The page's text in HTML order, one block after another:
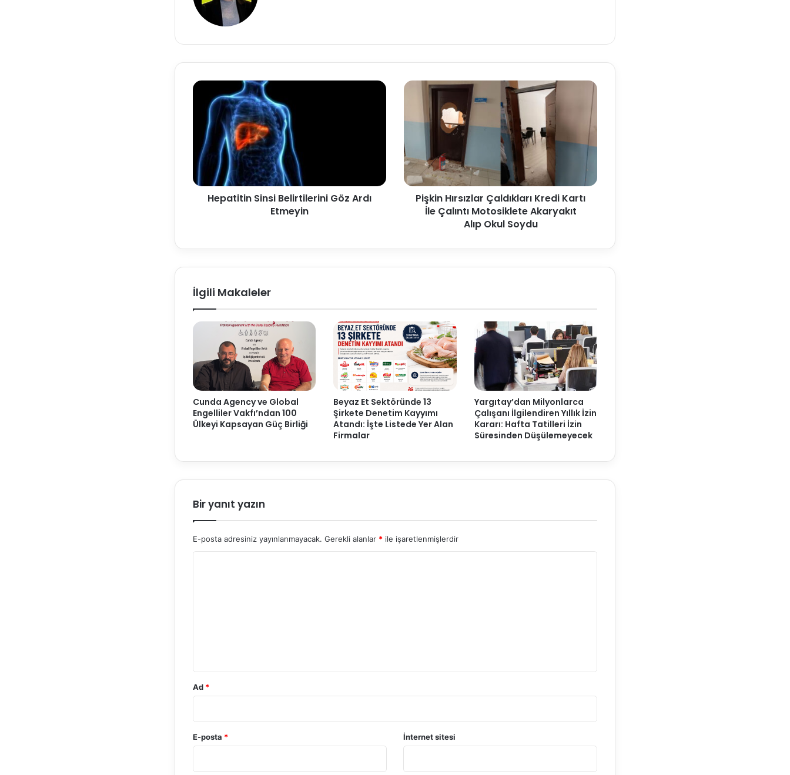
Hepatitin Sinsi Belirtilerini Göz Ardı
Etmeyin
Pişkin Hırsızlar Çaldıkları Kredi Kartı
İle Çalıntı Motosiklete Akaryakıt
Alıp Okul Soydu
İlgili Makaleler
Cunda Agency ve Global
Engelliler Vakfı’ndan 100
Ülkeyi Kapsayan Güç Birliği
Beyaz Et Sektöründe 13
Şirkete Denetim Kayyımı
Atandı: İşte Listede Yer Alan
Firmalar
Yargıtay’dan Milyonlarca
Çalışanı İlgilendiren Yıllık İzin
Kararı: Hafta Tatilleri İzin
Süresinden Düşülemeyecek
Bir yanıt yazın
E-posta adresiniz yayınlanmayacak. Gerekli alanlar * ile işaretlenmişlerdir
Ad *
E-posta * İnternet sitesi